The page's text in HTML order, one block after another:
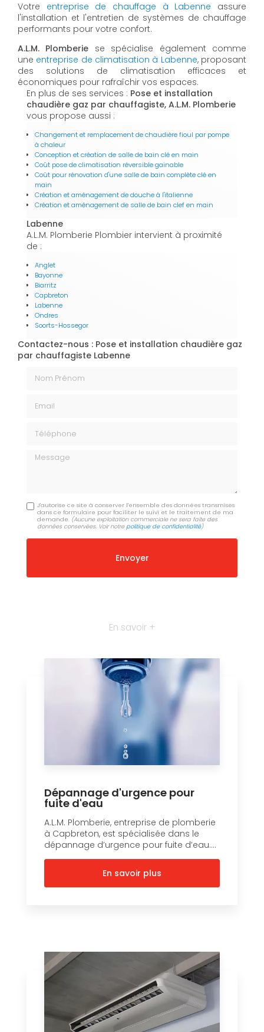
Votre entreprise de chauffage à Labenne assure
l'installation et l'entretien de systèmes de chauffage
performants pour votre confort.
A.L.M. Plomberie se spécialise également comme
une entreprise de climatisation à Labenne, proposant
des solutions de climatisation efficaces et
économiques pour rafraîchir vos espaces.
En plus de ses services : Pose et installation
chaudière gaz par chauffagiste, A.L.M. Plomberie
vous propose aussi :
Changement et remplacement de chaudière fioul par pompe
à chaleur
Conception et création de salle de bain clé en main
Coût pose de climatisation réversible gainable
Coût pour rénovation d'une salle de bain complète clé en
main
Création et aménagement de douche à l'italienne
Création et aménagement de salle de bain clef en main
Labenne
A.L.M. Plomberie Plombier intervient à proximité
de :
Anglet
Bayonne
Biarritz
Capbreton
Labenne
Ondres
Soorts-Hossegor
Contactez-nous : Pose et installation chaudière gaz
par chauffagiste Labenne
Message
J'autorise ce site à conserver l'ensemble des données transmises
dans ce formulaire pour faciliter le suivi et le traitement de ma
demande. (Aucune exploitation commerciale ne sera faite des
données conservées. Voir notrepolitique de confidentialité)
En savoir +
Dépannage d'urgence pour
fuite d'eau
A.L.M. Plomberie, entreprise de plomberie
à Capbreton, est spécialisée dans le
dépannage d’urgence pour fuite d’eau....
En savoir plus